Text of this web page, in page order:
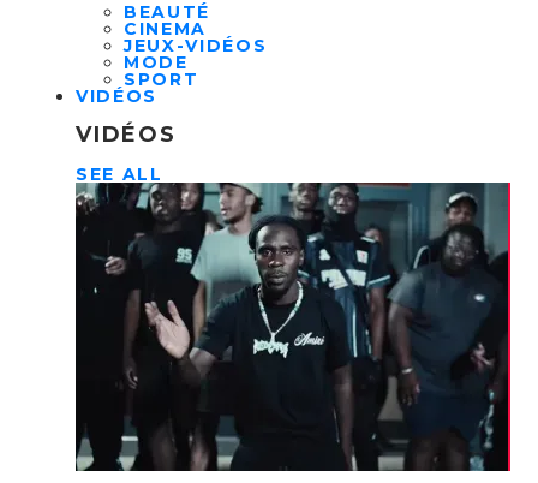
BEAUTÉ
CINEMA
JEUX-VIDÉOS
MODE
SPORT
VIDÉOS
VIDÉOS
SEE ALL